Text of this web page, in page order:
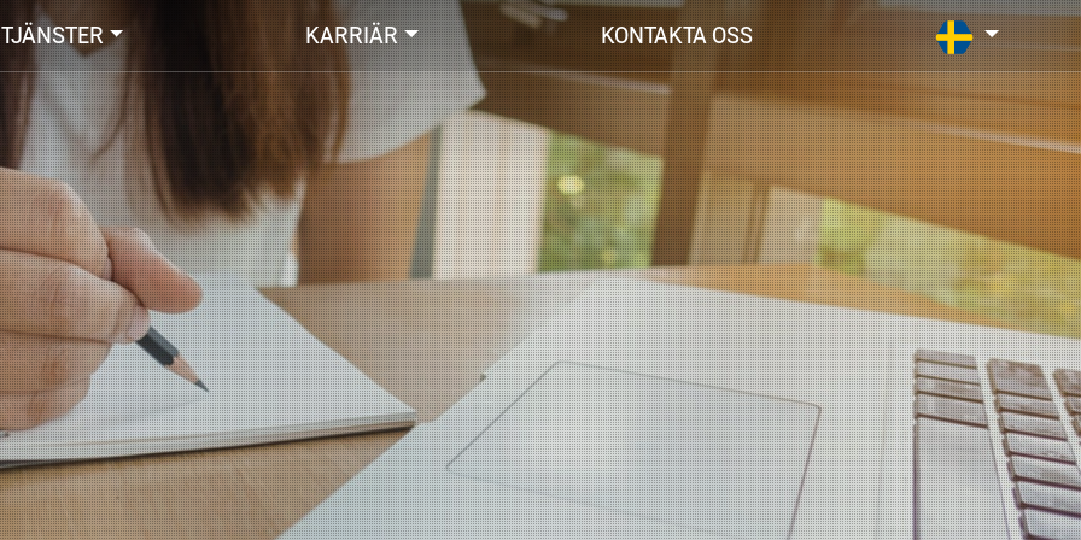
Hoppa
till
huvudinnehåll
TJÄNSTER KARRIÄR KONTAKTA OSS